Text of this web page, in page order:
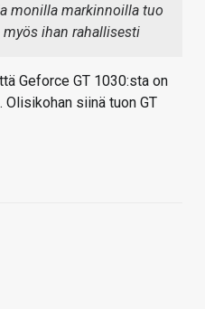
monilla markinnoilla tuo
ihan rahallisesti
Geforce GT 1030:sta on
siinä tuon GT